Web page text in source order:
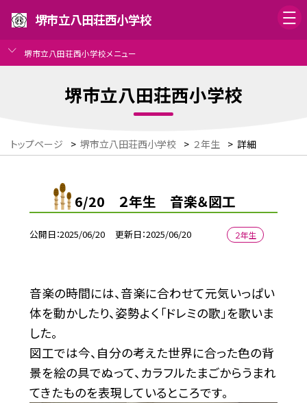
堺市立八田荘西小学校
堺市立八田荘西小学校メニュー
堺市立八田荘西小学校
トップページ > 堺市立八田荘西小学校 > ２年生 > 詳細
6/20 ２年生 音楽＆図工
公開日 2025/06/20 更新日 2025/06/20 ２年生
音楽の時間には、音楽に合わせて元気いっぱい
体を動かしたり、姿勢よく「ドレミの歌」を歌いま
した。
図工では今、自分の考えた世界に合った色の背
景を絵の具でぬって、カラフルたまごからうまれ
てきたものを表現しているところです。